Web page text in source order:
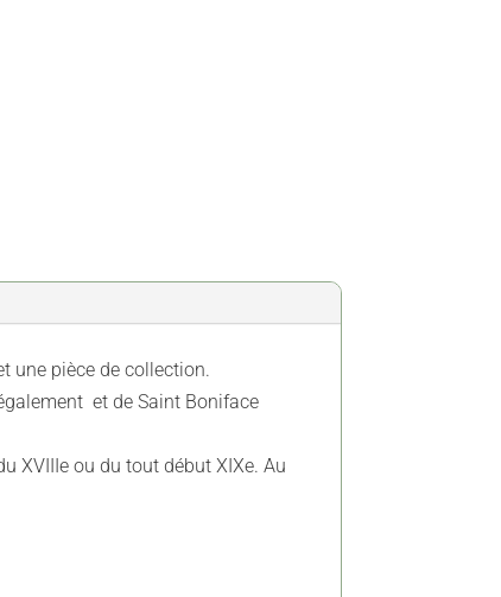
une pièce de collection.
et de Saint Boniface
XVIIIe ou du tout début XIXe. Au